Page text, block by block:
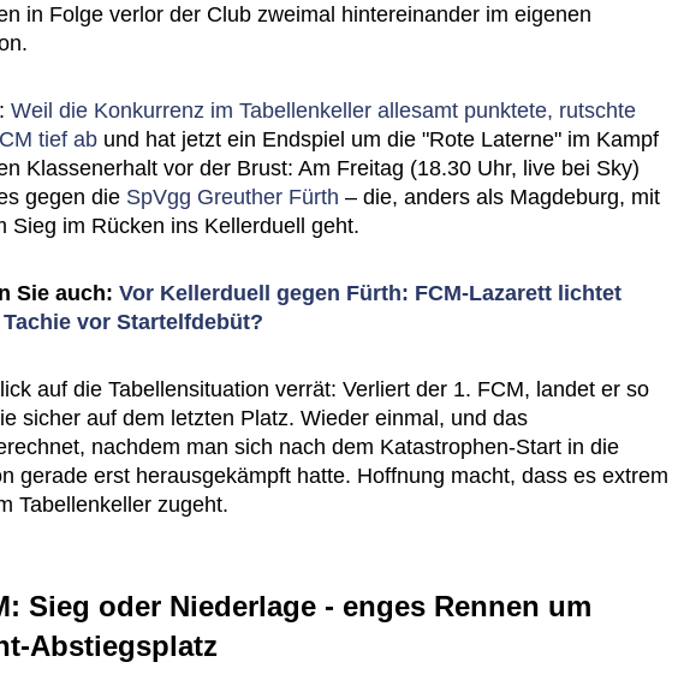
in Folge verlor der Club zweimal hintereinander im eigenen
Weil die Konkurrenz im Tabellenkeller allesamt punktete, rutschte
tief ab und hat jetzt ein Endspiel um die "Rote Laterne" im Kampf
Klassenerhalt vor der Brust: Am Freitag (18.30 Uhr, live bei Sky)
gegen die SpVgg Greuther Fürth – die, anders als Magdeburg, mit
Sieg im Rücken ins Kellerduell geht.
Sie auch: Vor Kellerduell gegen Fürth: FCM-Lazarett lichtet
vor Startelfdebüt?
auf die Tabellensituation verrät: Verliert der 1. FCM, landet er so
sicher auf dem letzten Platz. Wieder einmal, und das
nachdem man sich nach dem Katastrophen-Start in die
gerade erst herausgekämpft hatte. Hoffnung macht, dass es extrem
Tabellenkeller zugeht.
Sieg oder Niederlage - enges Rennen um
Abstiegsplatz